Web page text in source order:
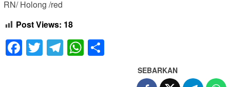
RN/ Holong /red
Post Views: 18
Facebook
Twitter
Telegram
WhatsApp
SEBARKAN